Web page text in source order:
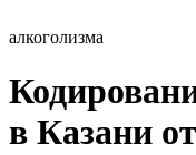
алкоголизма
в Казани